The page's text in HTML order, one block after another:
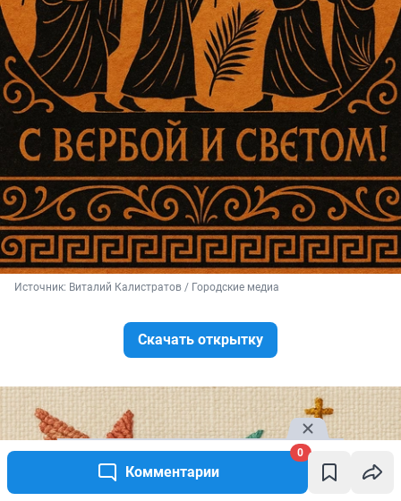
Комментарии
0
Источник: Виталий Калистратов / Городские медиа
Скачать открытку